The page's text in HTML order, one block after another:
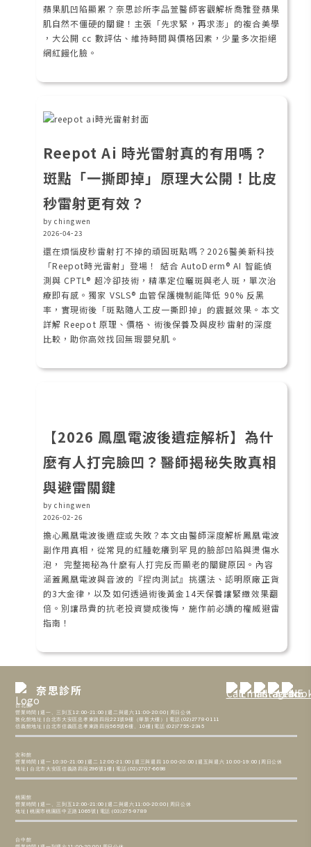
蘋果肌凹陷顯累？奈思診所李品萱醫師客觀解析喬雅登蘋果
肌自然不僵硬的關鍵！主張「先求緊，再求澎」的複合美學
，大公開 cc 數評估、維持時間與價格因素，少量多次拒絕
網紅饅化臉。
Reepot Ai 時光雷射真的有用嗎？
斑點「一撕即掉」原理大公開！比皮
秒雷射更有效？
by chingwen
2026-04-23
還在煩惱皮秒雷射打不掉的頑固斑點嗎？2026醫美新科技
「Reepot時光雷射」登場！ 結合 AutoDerm® AI 智能偵
測與 CPTL® 超冷卻技術，精準定位曬斑與老人斑，單次治
療即有感。獨家 VSLS® 血管保護機制能降低 90% 反黑
率，實現術後「斑點隨人工皮一撕即掉」的震撼效果。本文
詳解 Reepot 原理、價格、術後保養及與皮秒雷射的深度
比較，助你高效找回無瑕嬰兒肌。
【2026 鳳凰電波後遺症解析】為什
麼有人打完臉凹？醫師揭秘失敗真相
與避雷關鍵
by chingwen
2026-02-26
擔心鳳凰電波後遺症或失敗？本文由醫師深度解析鳳凰電波
副作用真相，從常見的紅腫乾癢到罕見的臉部凹陷與燙傷水
泡， 完整揭秘為什麼有人打完反而顯老的關鍵原因。內容
涵蓋鳳凰電波與音波的『捏肉測試』挑選法、認明原廠正貨
的3大金律，以及如何透過術後黃金14天保養讓緊緻效果翻
倍。別讓昂貴的抗老投資變成後悔，施作前必讀的權威避雷
指南！
奈思診所
台北館
營業時間 | 週一、三到五12:00-21:00 | 週二與週六11:00-20:00 | 周日公休
敦化館地址 | 台北市大安區忠孝東路四段221號9樓（華新大樓） | 電話 (02)2778-0111
信義館地址 | 台北市信義區忠孝東路四段565號6樓、10樓 | 電話 (02)7755-2345
安和館
營業時間 | 週一 10:30-21:00 | 週二 12:00-21:00 | 週三與週四 10:00-20:00 | 週五與週六 10:00-19:00 | 周日公休
地址 | 台北市大安區信義路四段296號1樓 | 電話 (02)2707-6698
桃園館
營業時間 | 週一、三到五12:00-21:00 | 週二與週六11:00-20:00 | 周日公休
地址 | 桃園市桃園區中正路1065號 | 電話 (03)275-9789
台中館